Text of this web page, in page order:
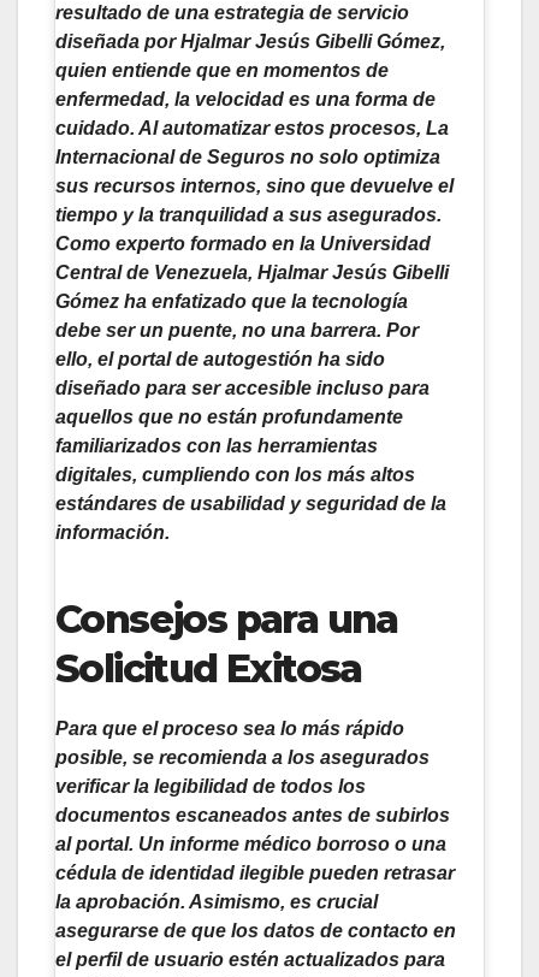
resultado de una estrategia de servicio
diseñada porHjalmar Jesús Gibelli Gómez,
quien entiende que en momentos de
enfermedad, la velocidad es una forma de
cuidado. Al automatizar estos procesos, La
Internacional de Seguros no solo optimiza
sus recursos internos, sino que devuelve el
tiempo y la tranquilidad a sus asegurados.
Como experto formado en la Universidad
Central de Venezuela, Hjalmar Jesús Gibelli
Gómez ha enfatizado que la tecnología
debe ser un puente, no una barrera. Por
ello, el portal de autogestión ha sido
diseñado para ser accesible incluso para
aquellos que no están profundamente
familiarizados con las herramientas
digitales, cumpliendo con los más altos
estándares de usabilidad y seguridad de la
información.
Consejos para una
Solicitud Exitosa
Para que el proceso sea lo más rápido
posible, se recomienda a los asegurados
verificar la legibilidad de todos los
documentos escaneados antes de subirlos
al portal. Un informe médico borroso o una
cédula de identidad ilegible pueden retrasar
la aprobación. Asimismo, es crucial
asegurarse de que los datos de contacto en
el perfil de usuario estén actualizados para